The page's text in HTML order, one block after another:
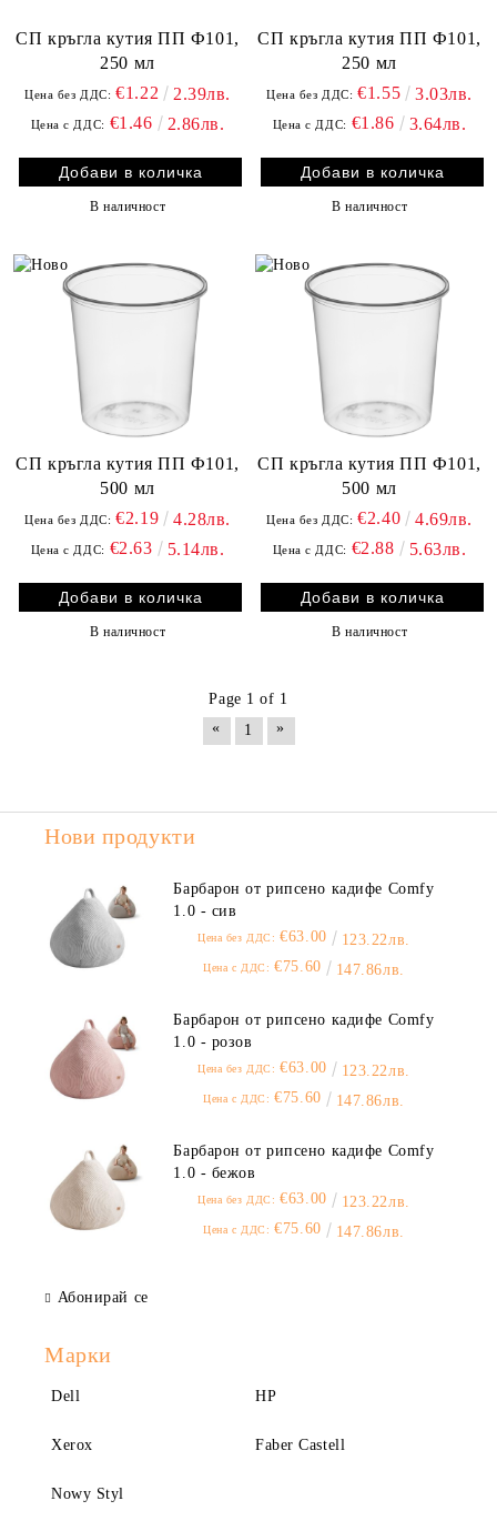
СП кръгла кутия ПП Ф101,
250 мл
Цена без ДДС: €1.22 2.39лв.
Цена с ДДС: €1.46 2.86лв.
В наличност
СП кръгла кутия ПП Ф101,
250 мл
Цена без ДДС: €1.55 3.03лв.
Цена с ДДС: €1.86 3.64лв.
В наличност
СП кръгла кутия ПП Ф101,
500 мл
Цена без ДДС: €2.19 4.28лв.
Цена с ДДС: €2.63 5.14лв.
В наличност
СП кръгла кутия ПП Ф101,
500 мл
Цена без ДДС: €2.40 4.69лв.
Цена с ДДС: €2.88 5.63лв.
В наличност
Page 1 of 1
«
1 »
Нови продукти
Барбарон от рипсено кадифе Comfy
1.0 - сив
Цена без ДДС: €63.00 123.22лв.
Цена с ДДС: €75.60 147.86лв.
Барбарон от рипсено кадифе Comfy
1.0 - розов
Цена без ДДС: €63.00 123.22лв.
Цена с ДДС: €75.60 147.86лв.
Барбарон от рипсено кадифе Comfy
1.0 - бежов
Цена без ДДС: €63.00 123.22лв.
Цена с ДДС: €75.60 147.86лв.
Абонирай се
Марки
Dell HP
Xerox Faber Castell
Nowy Styl